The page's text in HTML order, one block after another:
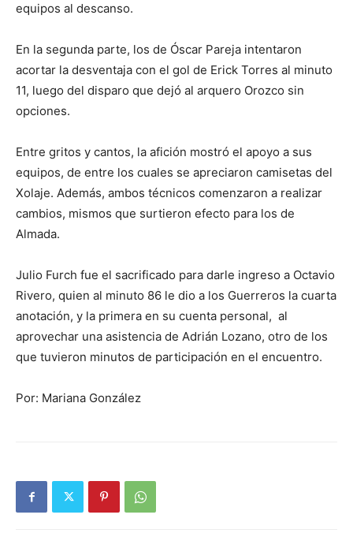
equipos al descanso.
En la segunda parte, los de Óscar Pareja intentaron
acortar la desventaja con el gol de Erick Torres al minuto
11, luego del disparo que dejó al arquero Orozco sin
opciones.
Entre gritos y cantos, la afición mostró el apoyo a sus
equipos, de entre los cuales se apreciaron camisetas del
Xolaje. Además, ambos técnicos comenzaron a realizar
cambios, mismos que surtieron efecto para los de
Almada.
Julio Furch fue el sacrificado para darle ingreso a Octavio
Rivero, quien al minuto 86 le dio a los Guerreros la cuarta
anotación, y la primera en su cuenta personal, al
aprovechar una asistencia de Adrián Lozano, otro de los
que tuvieron minutos de participación en el encuentro.
Por: Mariana González